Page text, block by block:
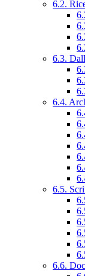
6.2.
6.3.
6.4.
6.5.
6.6.